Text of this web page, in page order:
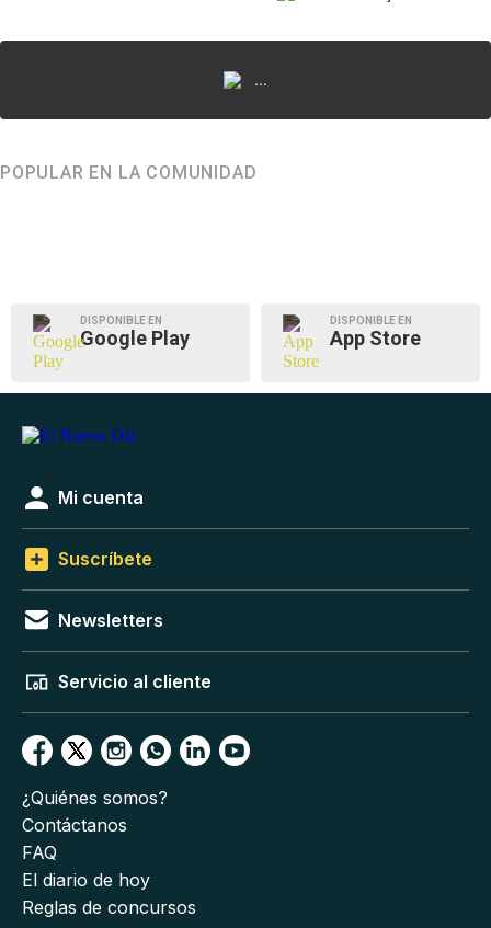
...
POPULAR EN LA COMUNIDAD
DISPONIBLE EN
Google Play
DISPONIBLE EN
App Store
Mi cuenta
Suscríbete
Newsletters
Servicio al cliente
¿Quiénes somos?
Contáctanos
FAQ
El diario de hoy
Reglas de concursos